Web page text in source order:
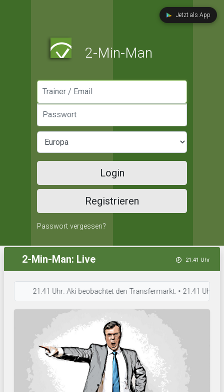
Jetzt als App
2-Min-Man
Login
Registrieren
Passwort vergessen?
2-Min-Man: Live 21:41 Uhr
21:41 Uhr: Aki beobachtet den Transfermarkt. • 21:41 Uhr: